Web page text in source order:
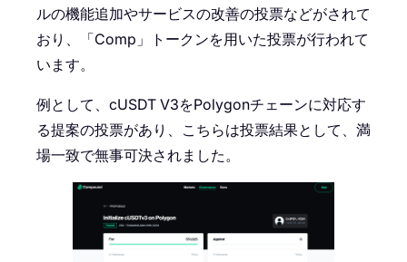
ルの機能追加やサービスの改善の投票などがされて
おり、「Comp」トークンを用いた投票が行われて
います。
例として、cUSDT V3をPolygonチェーンに対応す
る提案の投票があり、こちらは投票結果として、満
場一致で無事可決されました。